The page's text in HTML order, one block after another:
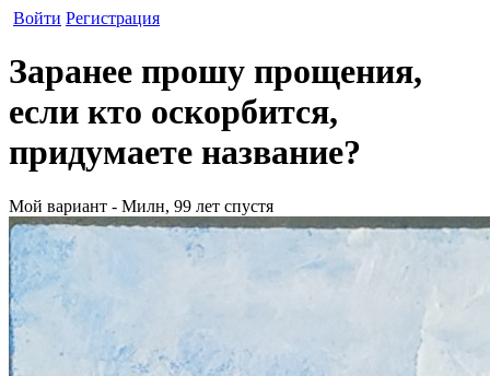
Войти Регистрация
Заранее прошу прощения,
если кто оскорбится,
придумаете название?
Мой вариант - Милн, 99 лет спустя